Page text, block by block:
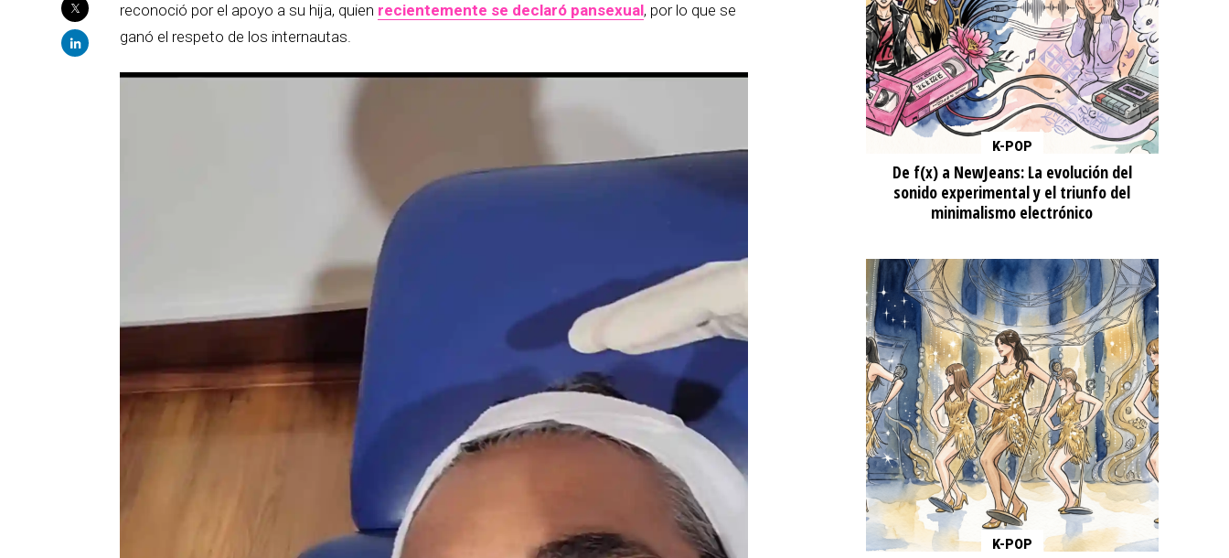
reconoció por el apoyo a su hija, quien recientemente se declaró pansexual, por lo que se
ganó el respeto de los internautas.
K-POP
De f(x) a NewJeans: La evolución del
sonido experimental y el triunfo del
minimalismo electrónico
K-POP